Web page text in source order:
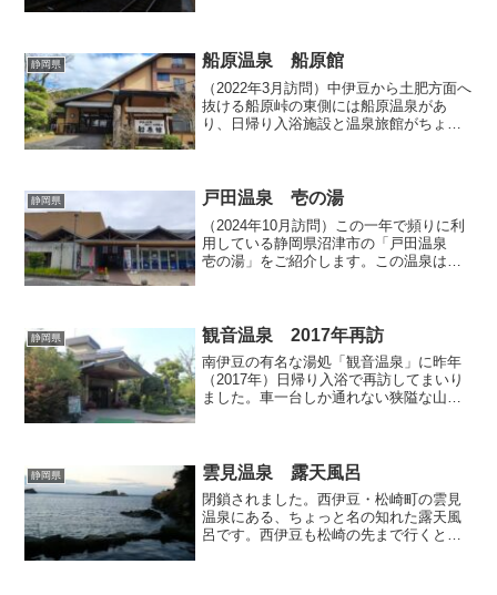
するに地元の方ばかり。...
静岡県 船原温泉 船原館
（2022年3月訪問）中伊豆から土肥方面へ
抜ける船原峠の東側には船原温泉があ
り、日帰り入浴施設と温泉旅館がちょっ
た。帳場にて声をかけて入...
静岡県 戸田温泉 壱の湯
（2024年10月訪問）この一年で頻りに利
用している静岡県沼津市の「戸田温泉
壱の湯」をご紹介します。この温泉は私
か、ここ最近私...
静岡県 観音温泉 2017年再訪
南伊豆の有名な湯処「観音温泉」に昨年
（2017年）日帰り入浴で再訪してまいり
ました。車一台しか通れない狭隘な山道
する工場など、山の中と...
静岡県 雲見温泉 露天風呂
閉鎖されました。西伊豆・松崎町の雲見
温泉にある、ちょっと名の知れた露天風
呂です。西伊豆も松崎の先まで行くと断